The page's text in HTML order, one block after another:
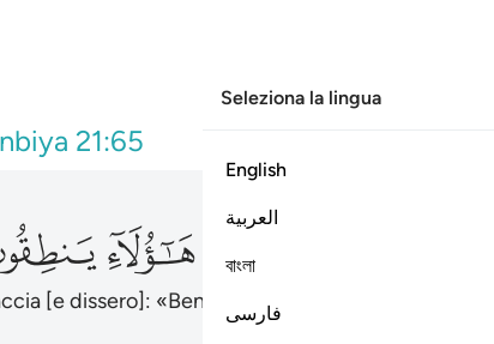
Seleziona la lingua
English
العربية
বাংলা
فارسی
21:65
ثم نكسوا على
ﲂﲃ ﲄ
[e dissero]: «Ben sai che essi non parlano!»